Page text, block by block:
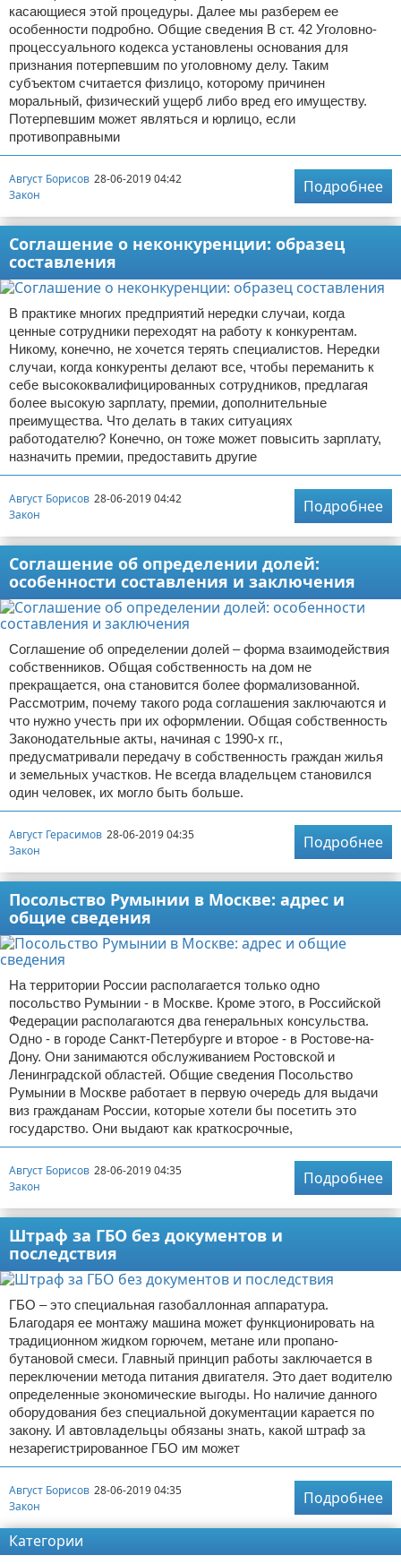
касающиеся этой процедуры. Далее мы разберем ее
особенности подробно. Общие сведения В ст. 42 Уголовно-
процессуального кодекса установлены основания для
признания потерпевшим по уголовному делу. Таким
субъектом считается физлицо, которому причинен
моральный, физический ущерб либо вред его имуществу.
Потерпевшим может являться и юрлицо, если
противоправными
Август Борисов 28-06-2019 04:42
Закон
Подробнее
Соглашение о неконкуренции: образец
составления
В практике многих предприятий нередки случаи, когда
ценные сотрудники переходят на работу к конкурентам.
Никому, конечно, не хочется терять специалистов. Нередки
случаи, когда конкуренты делают все, чтобы переманить к
себе высококвалифицированных сотрудников, предлагая
более высокую зарплату, премии, дополнительные
преимущества. Что делать в таких ситуациях
работодателю? Конечно, он тоже может повысить зарплату,
назначить премии, предоставить другие
Август Борисов 28-06-2019 04:42
Закон
Подробнее
Соглашение об определении долей:
особенности составления и заключения
Соглашение об определении долей – форма взаимодействия
собственников. Общая собственность на дом не
прекращается, она становится более формализованной.
Рассмотрим, почему такого рода соглашения заключаются и
что нужно учесть при их оформлении. Общая собственность
Законодательные акты, начиная с 1990-х гг.,
предусматривали передачу в собственность граждан жилья
и земельных участков. Не всегда владельцем становился
один человек, их могло быть больше.
Август Герасимов 28-06-2019 04:35
Закон
Подробнее
Посольство Румынии в Москве: адрес и
общие сведения
На территории России располагается только одно
посольство Румынии - в Москве. Кроме этого, в Российской
Федерации располагаются два генеральных консульства.
Одно - в городе Санкт-Петербурге и второе - в Ростове-на-
Дону. Они занимаются обслуживанием Ростовской и
Ленинградской областей. Общие сведения Посольство
Румынии в Москве работает в первую очередь для выдачи
виз гражданам России, которые хотели бы посетить это
государство. Они выдают как краткосрочные,
Август Борисов 28-06-2019 04:35
Закон
Подробнее
Штраф за ГБО без документов и
последствия
ГБО – это специальная газобаллонная аппаратура.
Благодаря ее монтажу машина может функционировать на
традиционном жидком горючем, метане или пропано-
бутановой смеси. Главный принцип работы заключается в
переключении метода питания двигателя. Это дает водителю
определенные экономические выгоды. Но наличие данного
оборудования без специальной документации карается по
закону. И автовладельцы обязаны знать, какой штраф за
незарегистрированное ГБО им может
Август Борисов 28-06-2019 04:35
Закон
Подробнее
Категории